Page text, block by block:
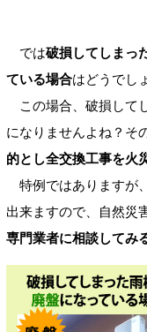
では破損してしまっ
ている場合はどうでし
この場合、破損して
になりませんよね？そ
的とし全交換工事を火
特例ではありますが
出来ますので、自然災
専門業者に相談してみ